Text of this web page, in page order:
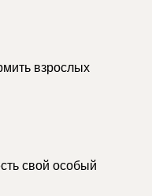
взрослых
свой особый